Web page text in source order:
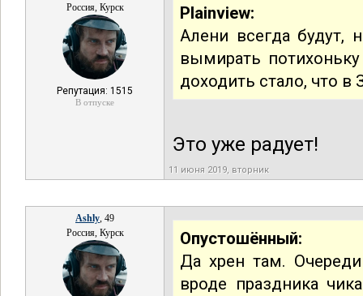
Россия, Курск
Репутация: 1515
В отпуске
Plainview:
Алени всегда будут,
вымирать
доходить стало, что в
Это уже радует!
11 июня 2019, вторник
Ashly, 49
Россия, Курск
Опустошённый:
Да хрен там.
вроде праздника